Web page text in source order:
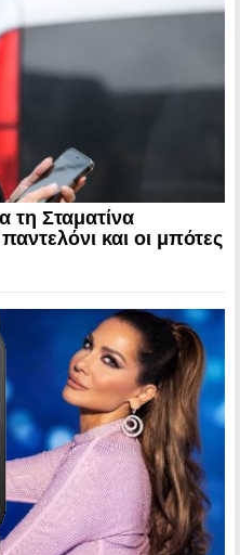
τη Σταματίνα
και οι μπότες